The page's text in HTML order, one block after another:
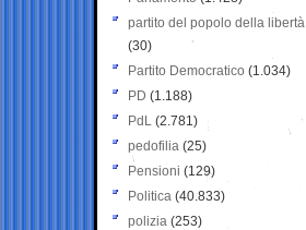
partito del popolo della libertà
(30)
Partito Democratico (1.034)
PD (1.188)
PdL (2.781)
pedofilia (25)
Pensioni (129)
Politica (40.833)
polizia (253)